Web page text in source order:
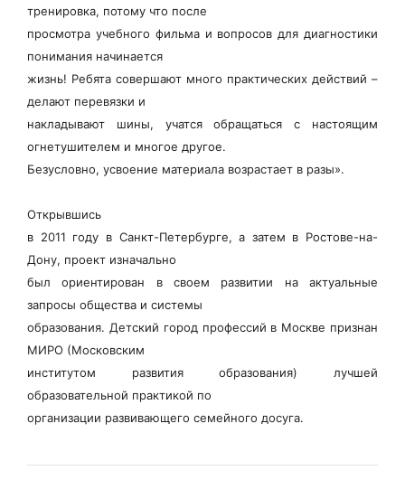
тренировка, потому что после
просмотра учебного фильма и вопросов для диагностики
понимания начинается
жизнь! Ребята совершают много практических действий –
делают перевязки и
накладывают шины, учатся обращаться с настоящим
огнетушителем и многое другое.
Безусловно, усвоение материала возрастает в разы».
Открывшись
в 2011 году в Санкт-Петербурге, а затем в Ростове-на-
Дону, проект изначально
был ориентирован в своем развитии на актуальные
запросы общества и системы
образования. Детский город профессий в Москве признан
МИРО (Московским
институтом развития образования) лучшей
образовательной практикой по
организации развивающего семейного досуга.